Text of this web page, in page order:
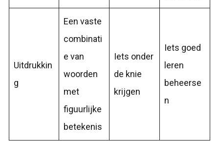
Uitdrukkin
g
Een vaste
combinati
e van
woorden
met
figuurlijke
betekenis
Iets onder
de knie
krijgen
Iets goed
leren
beheerse
n